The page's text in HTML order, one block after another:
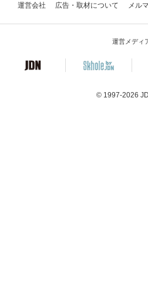
運営会社 広告・取材について メル
運営メディ
© 1997-2026